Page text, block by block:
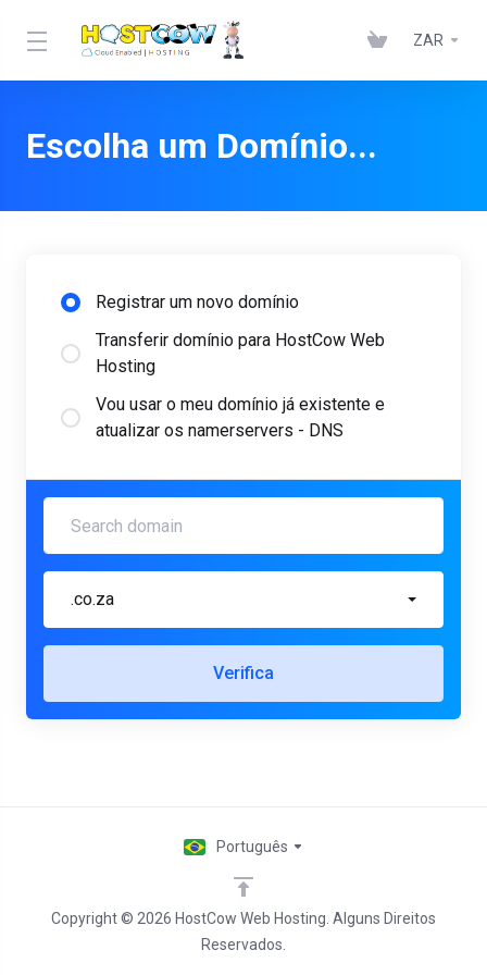
ZAR
Escolha um Domínio...
Registrar um novo domínio
Transferir domínio para HostCow Web
Hosting
Vou usar o meu domínio já existente e
atualizar os namerservers - DNS
.co.za
Verifica
Copyright © 2026 HostCow Web Hosting. Alguns Direitos
Reservados.
Português